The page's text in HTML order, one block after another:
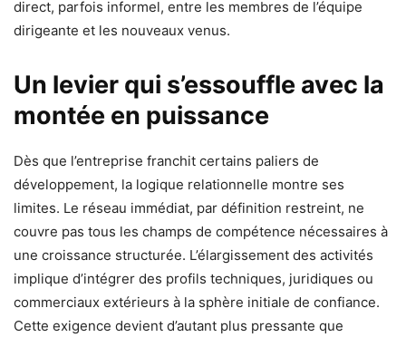
direct, parfois informel, entre les membres de l’équipe
dirigeante et les nouveaux venus.
Un levier qui s’essouffle avec la
montée en puissance
Dès que l’entreprise franchit certains paliers de
développement, la logique relationnelle montre ses
limites. Le réseau immédiat, par définition restreint, ne
couvre pas tous les champs de compétence nécessaires à
une croissance structurée. L’élargissement des activités
implique d’intégrer des profils techniques, juridiques ou
commerciaux extérieurs à la sphère initiale de confiance.
Cette exigence devient d’autant plus pressante que